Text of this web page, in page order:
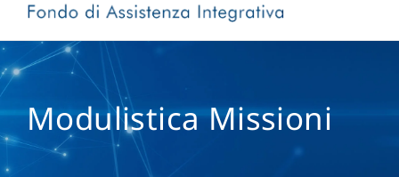
Modulistica Missioni